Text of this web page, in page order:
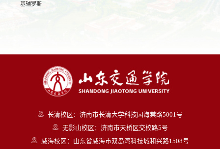
基辅罗斯
长清校区：济南市长清大学科技园海棠路5001号
无影山校区：济南市天桥区交校路5号
威海校区：山东省威海市双岛湾科技城和兴路1508号